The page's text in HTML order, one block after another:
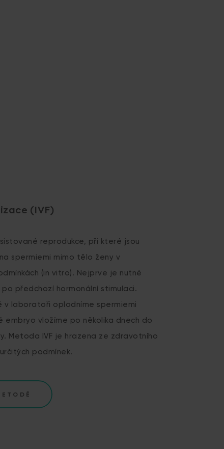
(IVF)
reprodukce, při které jsou
spermiemi mimo tělo ženy v
(in vitro). Nejprve je nutné
předchozí hormonální stimulaci.
v laboratoři oplodníme spermiemi
embryo vložíme po několika dnech do
Metoda IVF je hrazena ze zdravotního
podmínek.